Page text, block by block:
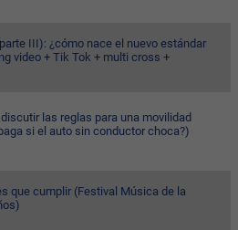
III): ¿cómo nace el nuevo estándar
video + Tik Tok + multi cross +
las reglas para una movilidad
si el auto sin conductor choca?)
que cumplir (Festival Música de la